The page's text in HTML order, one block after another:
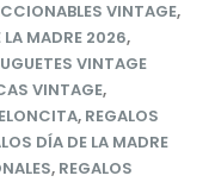
VINTAGE,
LA MADRE 2026,
VINTAGE
VINTAGE,
, REGALOS
DÍA DE LA MADRE
, REGALOS